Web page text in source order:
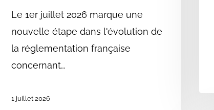
Le 1er juillet 2026 marque une
nouvelle étape dans l'évolution de
la réglementation française
concernant…
1 juillet 2026